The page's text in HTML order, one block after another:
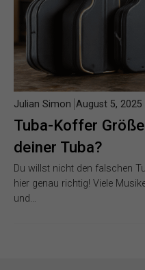
Tuba-Koffer
deiner Tuba?
Julian Simon August 5, 2025
Du willst nicht den falschen
hier genau richtig! Viele
und…